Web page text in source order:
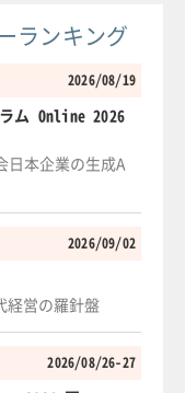
ランキング
2026/08/19
ム Online 2026
日本企業の生成A
2026/09/02
経営の羅針盤
2026/08/26-27